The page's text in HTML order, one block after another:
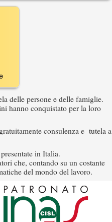
delle persone e delle famiglie.
hanno conquistato per la loro
consulenza e tutela a
in Italia.
che, contando su un costante
del mondo del lavoro.